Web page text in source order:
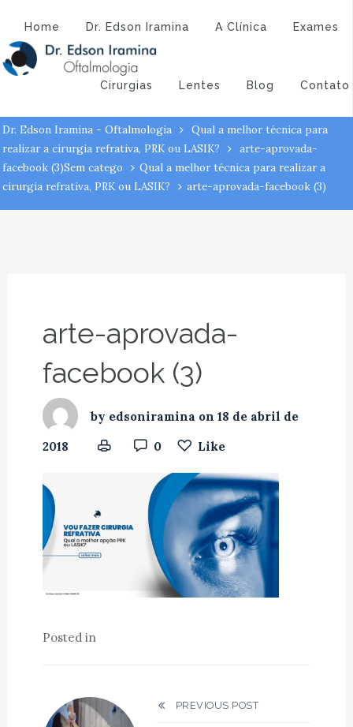
Home Dr. Edson Iramina A Clínica Exames
Cirurgias Lentes Blog Contato
arte-aprovada-
facebook (3)
Dr. Edson Iramina - Oftalmologia
Qual a melhor técnica para
realizar a cirurgia refrativa, PRK ou LASIK?
arte-aprovada-
facebook (3)Sem catego
Qual a melhor técnica para realizar a
cirurgia refrativa, PRK ou LASIK?
arte-aprovada-facebook (3)
arte-aprovada-
facebook (3)
by edsoniramina on 18 de abril de
2018
0 Like
Posted in
PREVIOUS POST